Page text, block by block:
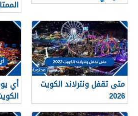
متى تقفل ونترلاند الكويت
2026
أي